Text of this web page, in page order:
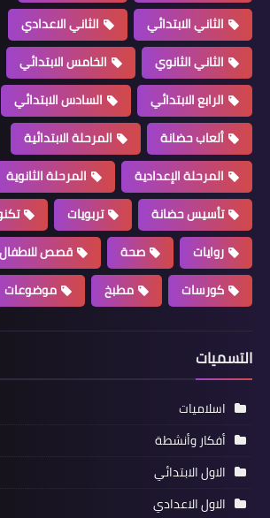
الثاني الابتدائي
الثاني الاعدادي
الثاني الثانوي
الخامس الابتدائي
الرابع الابتدائي
السادس الابتدائي
ألعاب حضانة
المرحلة الابتدائية
المرحلة الإعدادية
المرحلة الثانوية
تأسيس حضانة
تربويات
روايات
صحة
قصص للاطفال
كورسات
مطبخ موضوعات
التسميات
اسلاميات
أفكار وأنشطة
الاول الابتدائي
الاول الاعدادي